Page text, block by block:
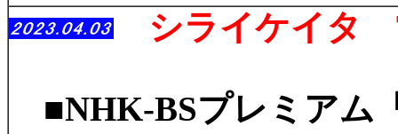
シライケイタ
■NHK-BSプレミア